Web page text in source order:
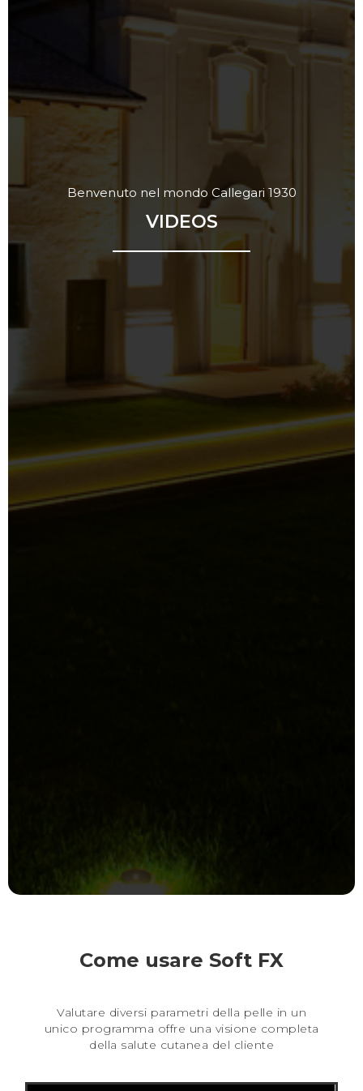
Benvenuto nel mondo Callegari 1930
VIDEOS
Come usare Soft FX
Valutare diversi parametri della pelle in un
unico programma offre una visione completa
della salute cutanea del cliente